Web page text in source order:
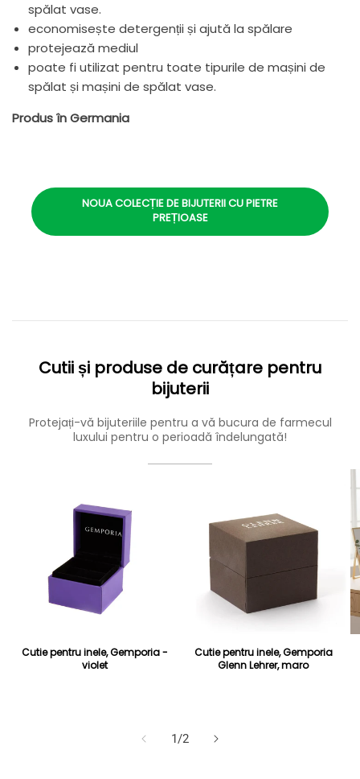
spălat vase.
economisește detergenții și ajută la spălare
protejează mediul
poate fi utilizat pentru toate tipurile de mașini de
spălat și mașini de spălat vase.
Produs în Germania
NOUA COLECȚIE DE BIJUTERII CU PIETRE
PREȚIOASE
Cutii și produse de curățare pentru
bijuterii
Protejați-vă bijuteriile pentru a vă bucura de farmecul
luxului pentru o perioadă îndelungată!
Cutie pentru inele, Gemporia -
violet
Cutie pentru inele, Gemporia
Glenn Lehrer, maro
1/
din2